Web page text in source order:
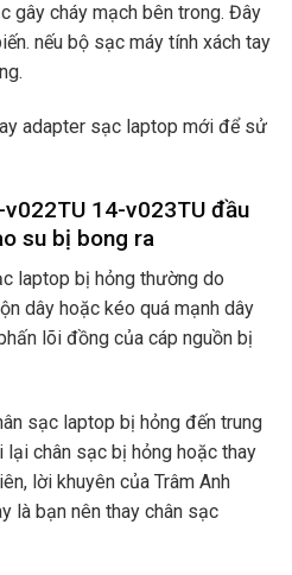
gây cháy mạch bên trong. Đây
nếu bộ sạc máy tính xách tay
adapter sạc laptop mới để sử
14-v023TU đầu
su bị bong ra
laptop bị hỏng thường do
dây hoặc kéo quá mạnh dây
lõi đồng của cáp nguồn bị
sạc laptop bị hỏng đến trung
chân sạc bị hỏng hoặc thay
lời khuyên của Trâm Anh
là bạn nên thay chân sạc